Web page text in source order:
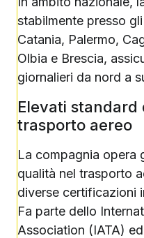
stabilmente presso
Catania, Palermo,
Olbia e Brescia,
giornalieri da nord a
Elevati standard
trasporto aereo
La compagnia opera
qualità nel trasporto
diverse certificazioni
Fa parte dello
Association (IATA)